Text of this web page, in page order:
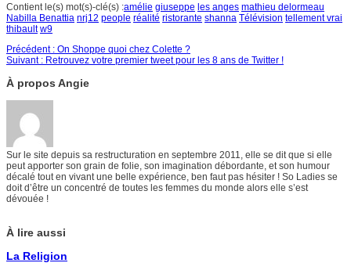
Contient le(s) mot(s)-clé(s) :amélie giuseppe les anges mathieu delormeau
Nabilla Benattia nrj12 people réalité ristorante shanna Télévision tellement vrai
thibault w9
Précédent : On Shoppe quoi chez Colette ?
Suivant : Retrouvez votre premier tweet pour les 8 ans de Twitter !
À propos Angie
Sur le site depuis sa restructuration en septembre 2011, elle se dit que si elle
peut apporter son grain de folie, son imagination débordante, et son humour
décalé tout en vivant une belle expérience, ben faut pas hésiter ! So Ladies se
doit d’être un concentré de toutes les femmes du monde alors elle s’est
dévouée !
À lire aussi
La Religion